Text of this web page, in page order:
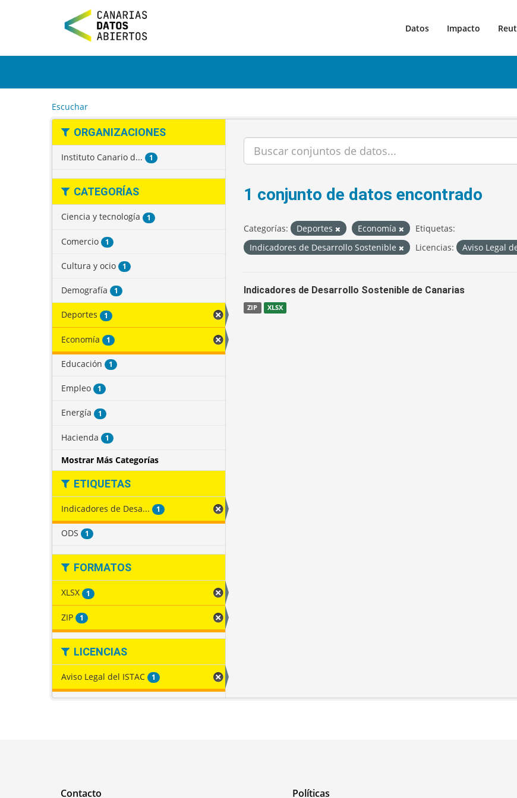
t
Datos Impacto
Escuchar
ORGANIZACIONES
Instituto Canario d... 1
CATEGORÍAS
Ciencia y tecnología 1
Comercio 1
Cultura y ocio 1
Demografía 1
Deportes 1
Economía 1
Educación 1
Empleo 1
Energía 1
Hacienda 1
Mostrar Más Categorías
ETIQUETAS
Indicadores de Desa... 1
ODS 1
FORMATOS
XLSX 1
ZIP 1
LICENCIAS
Aviso Legal del ISTAC 1
1 conjunto de datos encontrado
Categorías: Deportes Economía
Etiquetas:
Indicadores de Desarrollo Sostenible
Licencias: Aviso Legal
Indicadores de Desarrollo Sostenible de Canarias
ZIP XLSX
Contacto Políticas